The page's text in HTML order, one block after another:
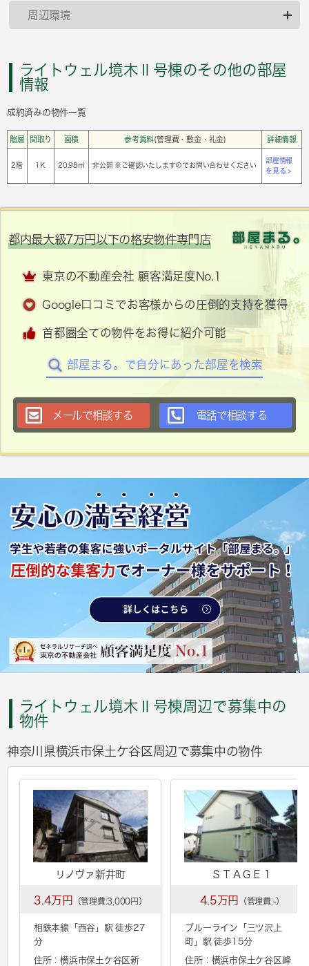
周辺環境
ライトウェル境木Ⅱ号棟のその他の部屋
情報
成約済みの物件一覧
階層 間取り 面積 参考賃料(管理費・敷金・礼金) 詳細情報
2階 1Ｋ 20.98㎡ 非公開 ※ご確認いたしますのでお問い合わせください
部屋情報
を見る >
都内最大級7万円以下の格安物件専門店
東京の不動産会社 顧客満足度No.1
Google口コミでお客様からの圧倒的支持を獲得
首都圏全ての物件をお得に紹介可能
部屋まる。で自分にあった部屋を検索
メールで相談する 電話で相談する
ライトウェル境木Ⅱ号棟周辺で募集中の
物件
神奈川県横浜市保土ケ谷区周辺で募集中の物件
リノヴァ新井町
3.4万円 （管理費:3,000円）
相鉄本線「 西谷 」駅 徒歩27
分
住所：横浜市保土ケ谷区新
ＳＴＡＧＥ１
4.5万円 （管理費:-）
ブルーライン「 三ツ沢上
町 」駅 徒歩15分
住所：横浜市保土ケ谷区峰